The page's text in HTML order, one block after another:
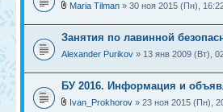
Maria Tilman » 30 ноя 2015 (Пн),
Занятия по лавинной
Alexander Purikov » 13 янв 2009 (Вт),
БУ 2016. Информация и
Ivan_Prokhorov » 23 ноя 2015 (Пн),